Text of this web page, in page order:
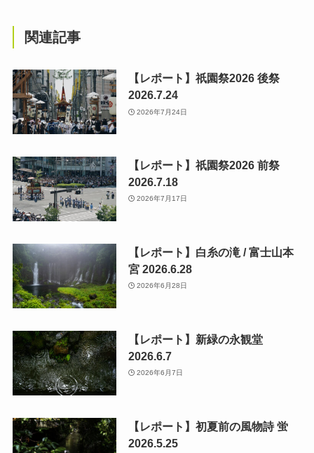
関連記事
【レポート】祇園祭2026 後祭
2026.7.24
2026年7月24日
【レポート】祇園祭2026 前祭
2026.7.18
2026年7月17日
【レポート】白糸の滝 / 富士山本
宮 2026.6.28
2026年6月28日
【レポート】新緑の永観堂
2026.6.7
2026年6月7日
【レポート】初夏前の風物詩 蛍
2026.5.25